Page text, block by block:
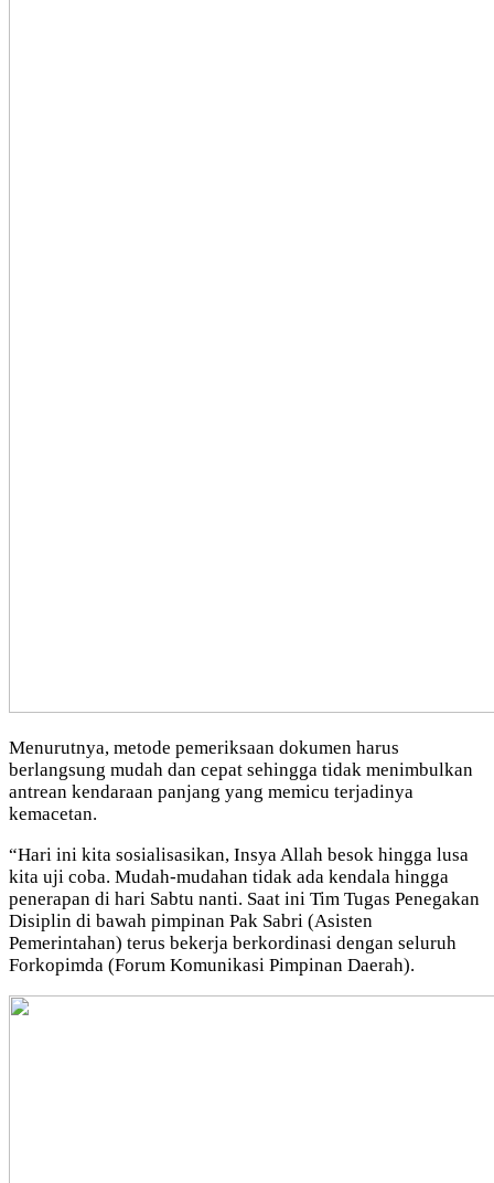
Menurutnya, metode pemeriksaan dokumen harus
berlangsung mudah dan cepat sehingga tidak menimbulkan
antrean kendaraan panjang yang memicu terjadinya
kemacetan.
“Hari ini kita sosialisasikan, Insya Allah besok hingga lusa
kita uji coba. Mudah-mudahan tidak ada kendala hingga
penerapan di hari Sabtu nanti. Saat ini Tim Tugas Penegakan
Disiplin di bawah pimpinan Pak Sabri (Asisten
Pemerintahan) terus bekerja berkordinasi dengan seluruh
Forkopimda (Forum Komunikasi Pimpinan Daerah).